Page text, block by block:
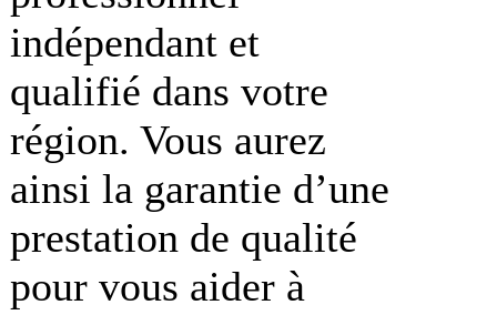
indépendant et
qualifié dans votre
région. Vous aurez
ainsi la garantie d’une
prestation de qualité
pour vous aider à